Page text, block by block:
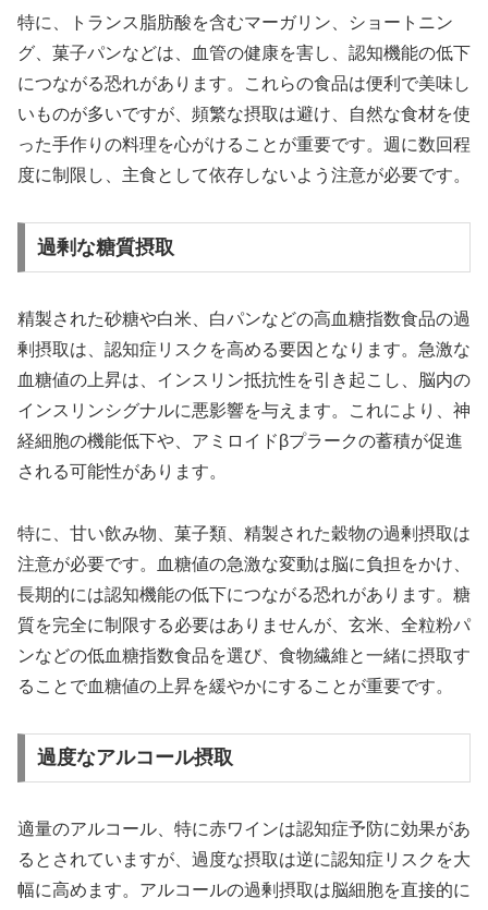
特に、トランス脂肪酸を含むマーガリン、ショートニン
グ、菓子パンなどは、血管の健康を害し、認知機能の低下
につながる恐れがあります。これらの食品は便利で美味し
いものが多いですが、頻繁な摂取は避け、自然な食材を使
った手作りの料理を心がけることが重要です。週に数回程
度に制限し、主食として依存しないよう注意が必要です。
過剰な糖質摂取
精製された砂糖や白米、白パンなどの高血糖指数食品の過
剰摂取は、認知症リスクを高める要因となります。急激な
血糖値の上昇は、インスリン抵抗性を引き起こし、脳内の
インスリンシグナルに悪影響を与えます。これにより、神
経細胞の機能低下や、アミロイドβプラークの蓄積が促進
される可能性があります。
特に、甘い飲み物、菓子類、精製された穀物の過剰摂取は
注意が必要です。血糖値の急激な変動は脳に負担をかけ、
長期的には認知機能の低下につながる恐れがあります。糖
質を完全に制限する必要はありませんが、玄米、全粒粉パ
ンなどの低血糖指数食品を選び、食物繊維と一緒に摂取す
ることで血糖値の上昇を緩やかにすることが重要です。
過度なアルコール摂取
適量のアルコール、特に赤ワインは認知症予防に効果があ
るとされていますが、過度な摂取は逆に認知症リスクを大
幅に高めます。アルコールの過剰摂取は脳細胞を直接的に